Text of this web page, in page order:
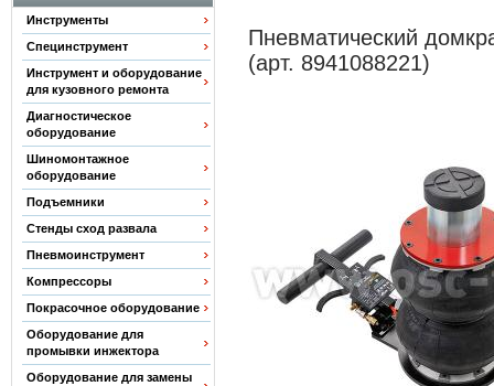
Инструменты
Специнструмент
Инструмент и оборудование
для кузовного ремонта
Диагностическое
оборудование
Шиномонтажное
оборудование
Подъемники
Стенды сход развала
Пневмоинструмент
Компрессоры
Покрасочное оборудование
Оборудование для
промывки инжектора
Оборудование для замены
Пневматический
(арт. 8941088221)